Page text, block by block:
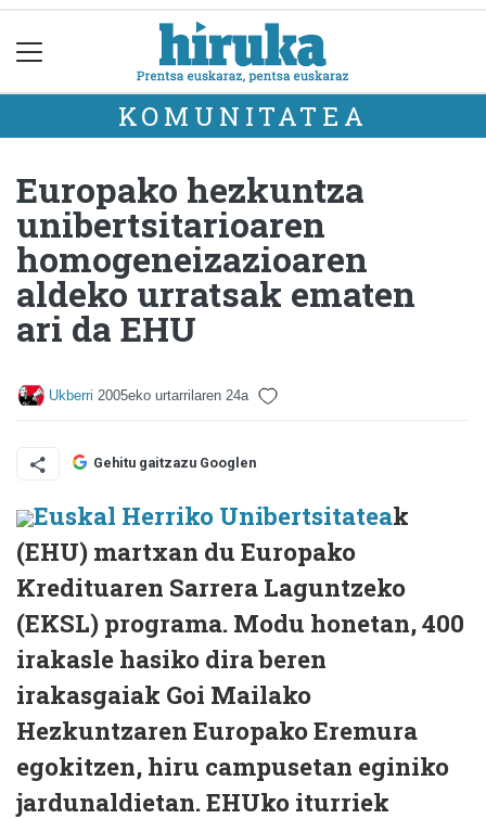
KOMUNITATEA
Europako hezkuntza
unibertsitarioaren
homogeneizazioaren
aldeko urratsak ematen
ari da EHU
Ukberri 2005eko urtarrilaren 24a
Gehitu gaitzazu Googlen
Euskal Herriko Unibertsitateak
(EHU) martxan du Europako
Kredituaren Sarrera Laguntzeko
(EKSL) programa. Modu honetan, 400
irakasle hasiko dira beren
irakasgaiak Goi Mailako
Hezkuntzaren Europako Eremura
egokitzen, hiru campusetan eginiko
jardunaldietan. EHUko iturriek